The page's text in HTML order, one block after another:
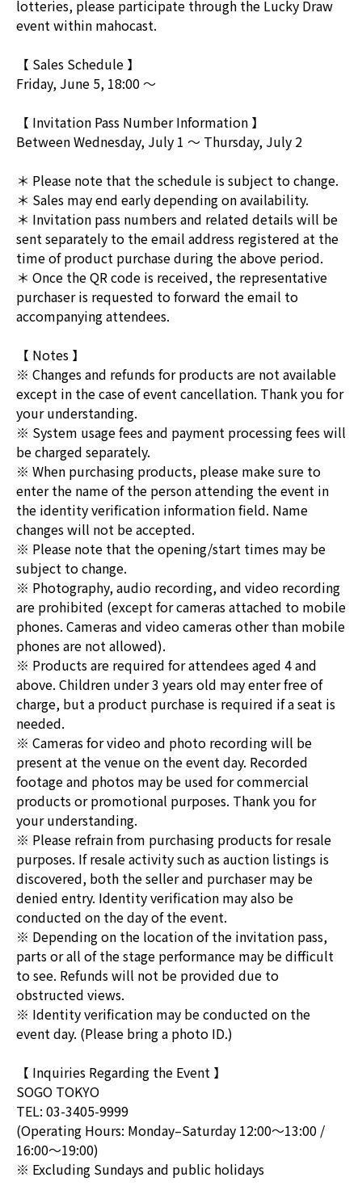
lotteries, please participate through the Lucky Draw
event within mahocast.
【 Sales Schedule 】
Friday, June 5, 18:00 ～
【 Invitation Pass Number Information 】
Between Wednesday, July 1 ～ Thursday, July 2
＊ Please note that the schedule is subject to change.
＊ Sales may end early depending on availability.
＊ Invitation pass numbers and related details will be
sent separately to the email address registered at the
time of product purchase during the above period.
＊ Once the QR code is received, the representative
purchaser is requested to forward the email to
accompanying attendees.
【 Notes 】
※ Changes and refunds for products are not available
except in the case of event cancellation. Thank you for
your understanding.
※ System usage fees and payment processing fees will
be charged separately.
※ When purchasing products, please make sure to
enter the name of the person attending the event in
the identity verification information field. Name
changes will not be accepted.
※ Please note that the opening/start times may be
subject to change.
※ Photography, audio recording, and video recording
are prohibited (except for cameras attached to mobile
phones. Cameras and video cameras other than mobile
phones are not allowed).
※ Products are required for attendees aged 4 and
above. Children under 3 years old may enter free of
charge, but a product purchase is required if a seat is
needed.
※ Cameras for video and photo recording will be
present at the venue on the event day. Recorded
footage and photos may be used for commercial
products or promotional purposes. Thank you for
your understanding.
※ Please refrain from purchasing products for resale
purposes. If resale activity such as auction listings is
discovered, both the seller and purchaser may be
denied entry. Identity verification may also be
conducted on the day of the event.
※ Depending on the location of the invitation pass,
parts or all of the stage performance may be difficult
to see. Refunds will not be provided due to
obstructed views.
※ Identity verification may be conducted on the
event day. (Please bring a photo ID.)
【 Inquiries Regarding the Event 】
SOGO TOKYO
TEL: 03-3405-9999
(Operating Hours: Monday–Saturday 12:00～13:00 /
16:00～19:00)
※ Excluding Sundays and public holidays